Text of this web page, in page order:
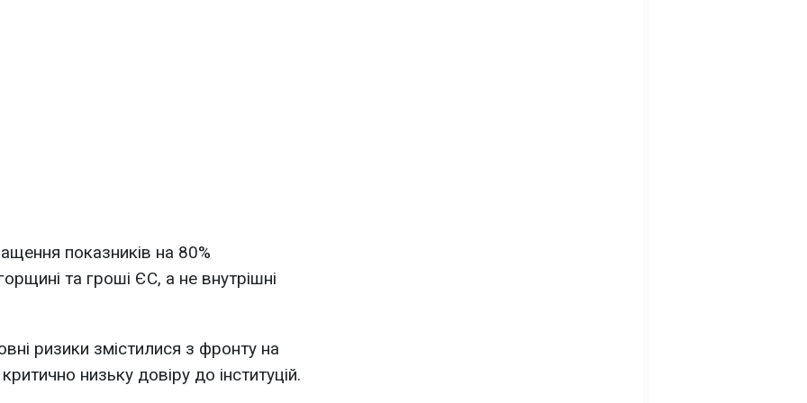
показників на 80%
та гроші ЄС, а не внутрішні
ризики змістилися з фронту на
низьку довіру до інституцій.